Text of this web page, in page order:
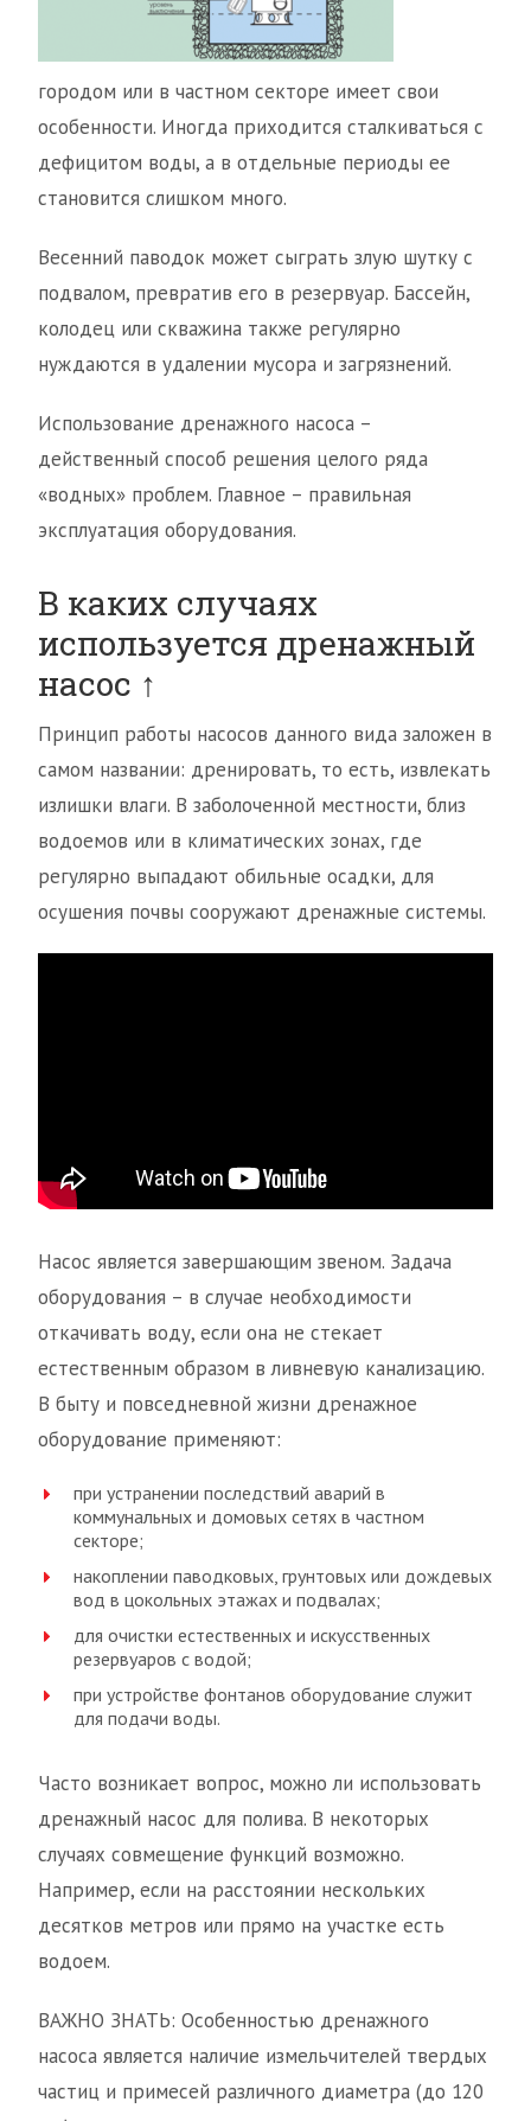
городом или в частном секторе имеет свои
особенности. Иногда приходится сталкиваться с
дефицитом воды, а в отдельные периоды ее
становится слишком много.
Весенний паводок может сыграть злую шутку с
подвалом, превратив его в резервуар. Бассейн,
колодец или скважина также регулярно
нуждаются в удалении мусора и загрязнений.
Использование дренажного насоса –
действенный способ решения целого ряда
«водных» проблем. Главное – правильная
эксплуатация оборудования.
В каких случаях
используется дренажный
насос ↑
Принцип работы насосов данного вида заложен в
самом названии: дренировать, то есть, извлекать
излишки влаги. В заболоченной местности, близ
водоемов или в климатических зонах, где
регулярно выпадают обильные осадки, для
осушения почвы сооружают дренажные системы.
Насос является завершающим звеном. Задача
оборудования – в случае необходимости
откачивать воду, если она не стекает
естественным образом в ливневую канализацию.
В быту и повседневной жизни дренажное
оборудование применяют:
при устранении последствий аварий в
коммунальных и домовых сетях в частном
секторе;
накоплении паводковых, грунтовых или дождевых
вод в цокольных этажах и подвалах;
для очистки естественных и искусственных
резервуаров с водой;
при устройстве фонтанов оборудование служит
для подачи воды.
Часто возникает вопрос, можно ли использовать
дренажный насос для полива. В некоторых
случаях совмещение функций возможно.
Например, если на расстоянии нескольких
десятков метров или прямо на участке есть
водоем.
ВАЖНО ЗНАТЬ: Особенностью дренажного
насоса является наличие измельчителей твердых
частиц и примесей различного диаметра (до 120